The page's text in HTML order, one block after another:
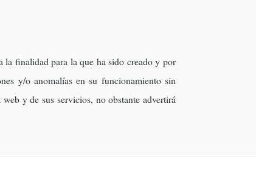
finalidad para la que ha sido creado y por
y/o anomalías en su funcionamiento sin
y de sus servicios, no obstante advertirá